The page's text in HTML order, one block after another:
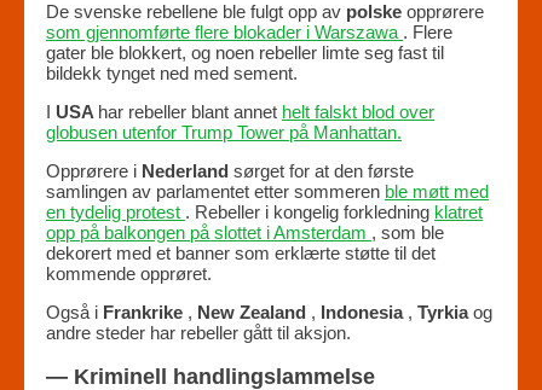
De svenske rebellene ble fulgt opp av polske opprørere
som gjennomførte flere blokader i Warszawa . Flere
gater ble blokkert, og noen rebeller limte seg fast til
bildekk tynget ned med sement.
I USA har rebeller blant annet helt falskt blod over
globusen utenfor Trump Tower på Manhattan.
Opprørere i Nederland sørget for at den første
samlingen av parlamentet etter sommeren ble møtt med
en tydelig protest . Rebeller i kongelig forkledning klatret
opp på balkongen på slottet i Amsterdam , som ble
dekorert med et banner som erklærte støtte til det
kommende opprøret.
Også i Frankrike , New Zealand , Indonesia , Tyrkiaog
andre steder har rebeller gått til aksjon.
— Kriminell handlingslammelse